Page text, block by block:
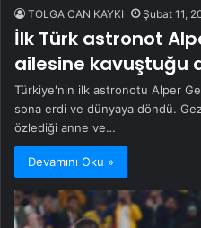
TOLGA CAN KAYKI Şubat 11,
İlk Türk astronot
ailesine kavuştuğu
Türkiye'nin ilk astronotu Alper
sona erdi ve dünyaya döndü.
özlediği anne ve…
Devamını Oku »